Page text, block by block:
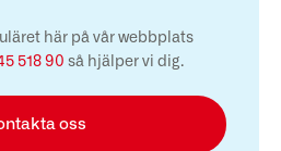
här på vår webbplats
518 90 så hjälper vi dig.
oss